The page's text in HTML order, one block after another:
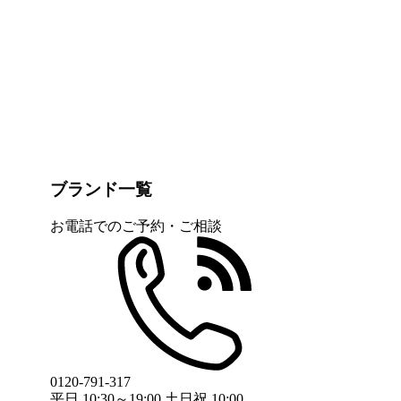
ブランド一覧
お電話でのご予約・ご相談
0120-791-317